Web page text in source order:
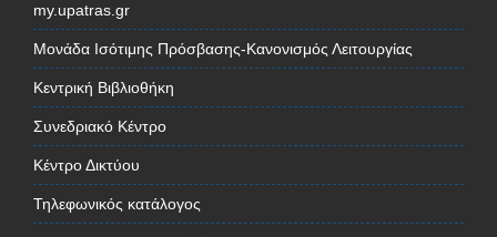
my.upatras.gr
Μονάδα Ισότιμης Πρόσβασης-Κανονισμός Λειτουργίας
Κεντρική Βιβλιοθήκη
Συνεδριακό Κέντρο
Κέντρο Δικτύου
Τηλεφωνικός κατάλογος